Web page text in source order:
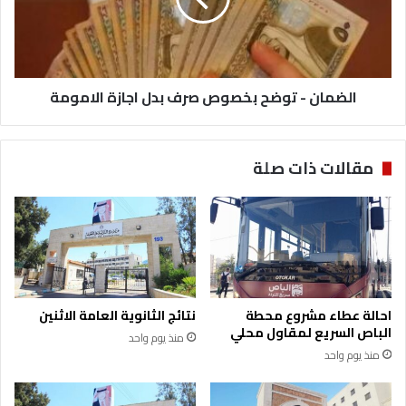
ق
ش
ر
ع
م
ا
د
ر
ا
ت
م
ل
ك
و
ب
ص
ص
ص
ف
ب
د
ل
ا
ج
ا
ز
الضمان - توضح بخصوص صرف بدل اجازة الامومة
مقالات ذات صلة
احالة عطاء مشروع محطة
الباص السريع لمقاول محلي
منذ يوم واحد
نتائج الثانوية العامة الاثنين
منذ يوم واحد